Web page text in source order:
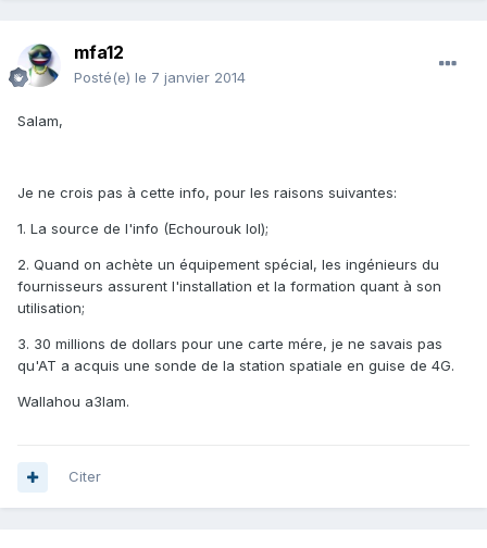
mfa12
Posté(e) le 7 janvier 2014
Salam,
Je ne crois pas à cette info, pour les raisons suivantes:
1. La source de l'info (Echourouk lol);
2. Quand on achète un équipement spécial, les ingénieurs du
fournisseurs assurent l'installation et la formation quant à son
utilisation;
3. 30 millions de dollars pour une carte mére, je ne savais pas
qu'AT a acquis une sonde de la station spatiale en guise de 4G.
Wallahou a3lam.
Citer